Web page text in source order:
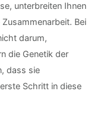
unterbreiten Ihnen
Bei
darum,
die Genetik der
dass sie
Schritt in diese